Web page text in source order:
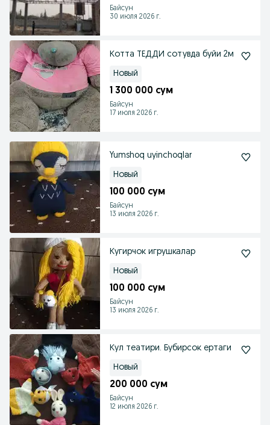
Байсун
30 июля 2026 г.
Котта ТЕДДИ сотувда буйи 2м
Новый
1 300 000 сум
Байсун
17 июля 2026 г.
Yumshoq uyinchoqlar
Новый
100 000 сум
Байсун
13 июля 2026 г.
Кугирчок игрушкалар
Новый
100 000 сум
Байсун
13 июля 2026 г.
Кул театири. Бубирсок ертаги
Новый
200 000 сум
Байсун
12 июля 2026 г.